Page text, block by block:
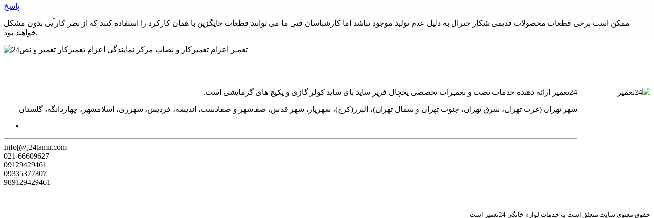
پاسخ
ممکن است برخی قطعات محصولات قدیمی شکار جنرال به دلیل عدم تولید موجود نباشد اما کارشناسان فنی ما می توانند قطعات جایگزین با همان کارکرد را استفاده کنند که از نظر کارآیی بدون مشکل
خواهند بود.
24تعمیر ارائه دهنده خدمات نصب و تعمیرات تخصصی یخچال فریز ساید بای ساید کولر گازی و پکیج های گرمایشی است.
شهر تهران (غرب تهران، شرق تهران، جنوب تهران و شمال تهران)، البرز(کرج)، شهریار، شهر قدس، صفاشهر و صفادشت، اندیشه، فردیس، شهرری، اسلامشهر، چهاردانگه، گلستان
Info[@]24tamir.com
021-66609627
09129429461
09335377807
989129429461
حقوق معنوی سایت متعلق است به خدمات لوازم خانگی 24تعمیر است